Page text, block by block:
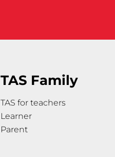
TAS Family
TAS for teachers
Learner
Parent